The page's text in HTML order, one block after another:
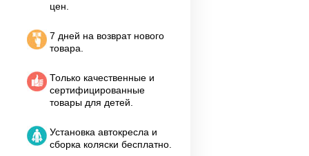
цен.
7 дней на возврат нового
товара.
Только качественные и
сертифицированные
товары для детей.
Установка автокресла и
сборка коляски бесплатно.